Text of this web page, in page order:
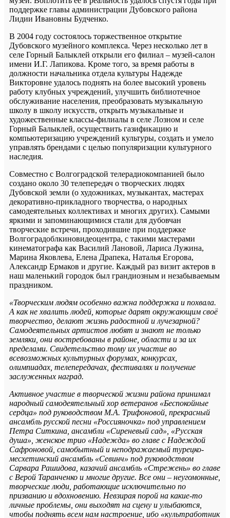
поддержке главы администрации Дубовского района
Лидии Ивановны Будченко.
В 2004 году состоялось торжественное открытие
Дубовского музейного комплекса. Через несколько лет в
селе Горный Балыклей открыли его филиал – музей-салон
имени И.Г. Лапикова. Кроме того, за время работы в
должности начальника отдела культуры Надежде
Викторовне удалось поднять на более высокий уровень
работу клубных учреждений, улучшить библиотечное
обслуживание населения, преобразовать музыкальную
школу в школу искусств, открыть музыкальные и
художественные классы-филиалы в селе Лозном и селе
Горный Балыклей, осуществить газификацию и
компьютеризацию учреждений культуры, создать и умело
управлять брендами с целью популяризации культурного
наследия.
Совместно с Волгоградской телерадиокомпанией было
создано около 30 телепередач о творческих людях
Дубовской земли (о художниках, музыкантах, мастерах
декоративно-прикладного творчества, о народных
самодеятельных коллективах и многих других). Самыми
яркими и запоминающимися стали для дубовчан
творческие встречи, проходившие при поддержке
Волгоградоблкиновидеоцентра, с такими мастерами
кинематографа как Василий Лановой, Лариса Лужина,
Марина Яковлева, Елена Драпека, Наталья Егорова,
Александр Ермаков и другие. Каждый раз визит актеров в
наш маленький городок был грандиозным и незабываемым
праздником.
«Творческим людям особенно важна поддержка и похвала.
А как не хвалить людей, которые дарят окружающим своё
творчество, делают жизнь радостной и лучезарной?
Самодеятельных артистов любят и знают не только
земляки, они востребованы в районе, области и за их
пределами. Свидетельство тому их участие во
всевозможных культурных форумах, конкурсах,
олимпиадах, телепередачах, фестивалях и получение
заслуженных наград.
Активное участие в творческой жизни района принимал
народный самодеятельный хор ветеранов «Беспокойные
сердца» под руководством М.А. Трифоновой, прекрасный
ансамбль русской песни «Россияночка» под управлением
Петра Ситкина, ансамбли «Сиреневый сад», «Русская
душа», женское трио «Надежда» во главе с Надеждой
Сафроновой, самобытный и неподражаемый турецко-
месхетинский ансамбль «Севинч» под руководством
Сарвара Рашидова, казачий ансамбль «Стрежень» во главе
с Верой Таранченко и многие другие. Все они – неугомонные,
творческие люди, работающие исключительно по
призванию и вдохновению. Невзирая порой на какие-то
личные проблемы, они выходят на сцену и улыбаются,
чтобы поднять всем нам настроение, ибо «культработник